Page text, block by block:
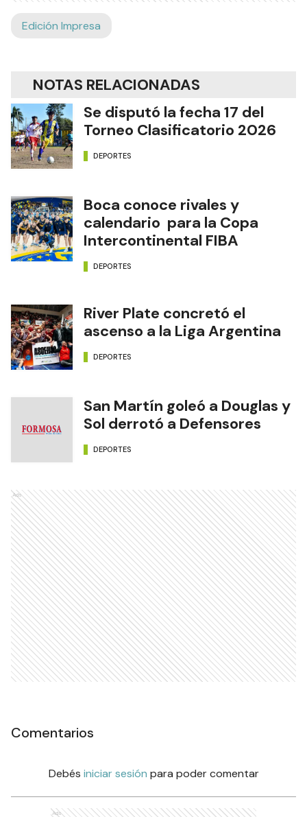
Edición Impresa
NOTAS RELACIONADAS
Se disputó la fecha 17 del
Torneo Clasificatorio 2026
DEPORTES
Boca conoce rivales y
calendario para la Copa
Intercontinental FIBA
DEPORTES
River Plate concretó el
ascenso a la Liga Argentina
DEPORTES
San Martín goleó a Douglas y
Sol derrotó a Defensores
DEPORTES
Ads
Comentarios
Debés iniciar sesión para poder comentar
Ads